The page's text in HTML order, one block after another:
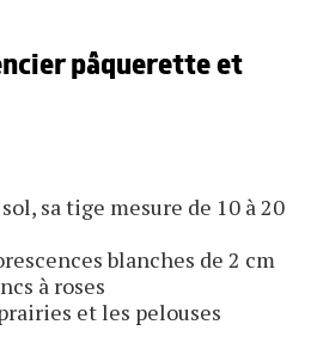
pâquerette et
sa tige mesure de 10 à 20
blanches de 2 cm
à roses
et les pelouses